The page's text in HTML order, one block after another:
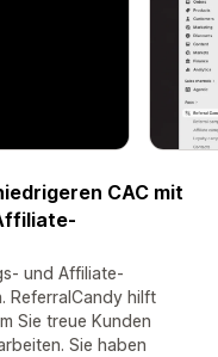
CAC mit
und Affiliate-
ReferralCandy hilft
Sie treue Kunden
Sie haben